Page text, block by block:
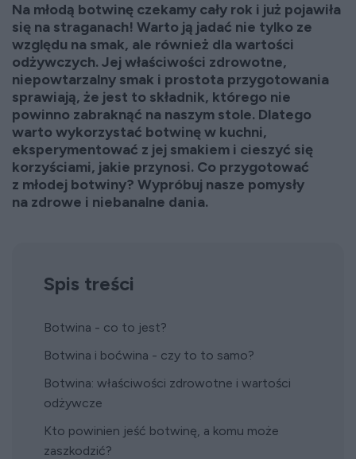
Na młodą botwinę czekamy cały rok i już pojawiła
się na straganach! Warto ją jadać nie tylko ze
względu na smak, ale również dla wartości
odżywczych. Jej właściwości zdrowotne,
niepowtarzalny smak i prostota przygotowania
sprawiają, że jest to składnik, którego nie
powinno zabraknąć na naszym stole. Dlatego
warto wykorzystać botwinę w kuchni,
eksperymentować z jej smakiem i cieszyć się
korzyściami, jakie przynosi. Co przygotować
z młodej botwiny? Wypróbuj nasze pomysły
na zdrowe i niebanalne dania.
Spis treści
Botwina - co to jest?
Botwina i boćwina - czy to to samo?
Botwina: właściwości zdrowotne i wartości
odżywcze
Kto powinien jeść botwinę, a komu może
zaszkodzić?